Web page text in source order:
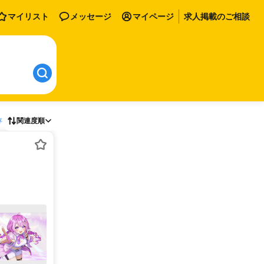
マイリスト メッセージ マイページ 求人掲載のご相談
関連度順